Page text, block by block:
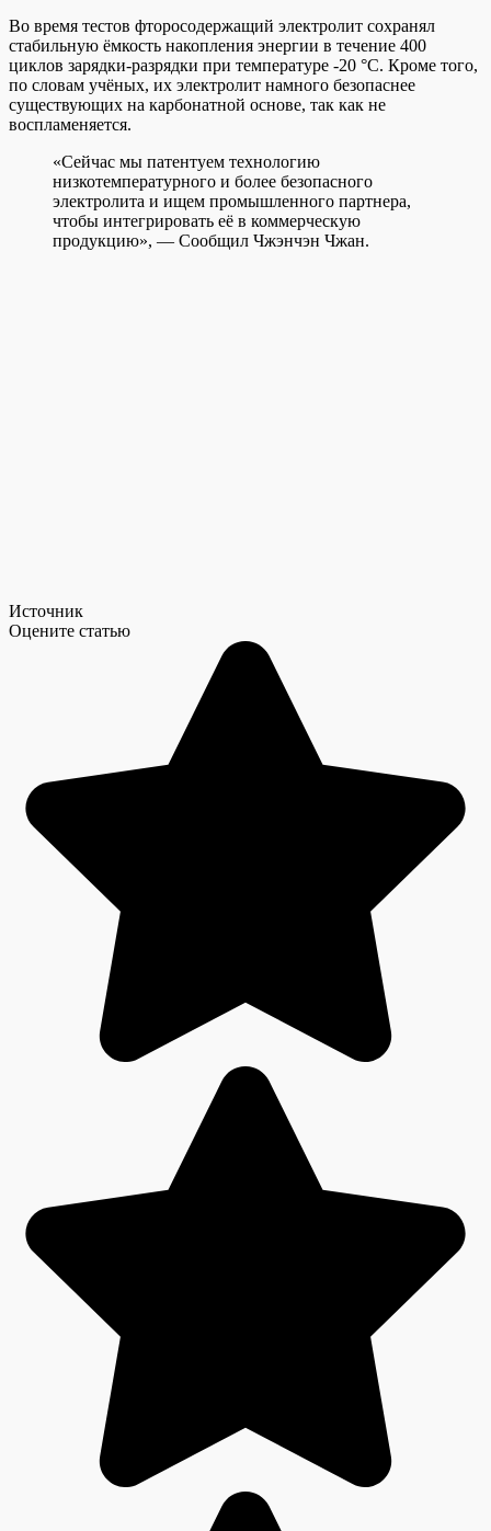
Во время тестов фторосодержащий электролит сохранял
стабильную ёмкость накопления энергии в течение 400
циклов зарядки-разрядки при температуре -20 °С. Кроме того,
по словам учёных, их электролит намного безопаснее
существующих на карбонатной основе, так как не
воспламеняется.
«Сейчас мы патентуем технологию
низкотемпературного и более безопасного
электролита и ищем промышленного партнера,
чтобы интегрировать её в коммерческую
продукцию», — Сообщил Чжэнчэн Чжан.
Источник
Оцените статью